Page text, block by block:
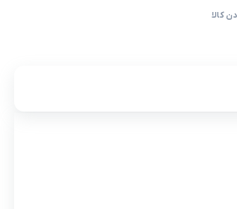
کالا